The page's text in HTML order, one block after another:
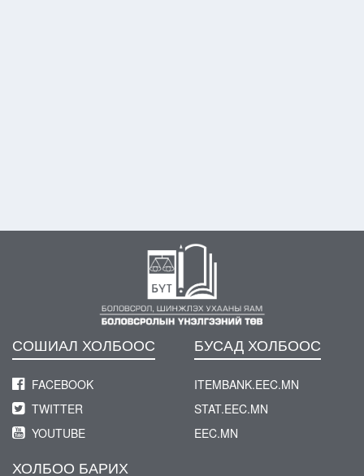
СОШИАЛ ХОЛБООC
FACEBOOK
TWITTER
YOUTUBE
БУСАД ХОЛБООC
ITEMBANK.EEC.MN
STAT.EEC.MN
EEC.MN
ХОЛБОО БАРИХ